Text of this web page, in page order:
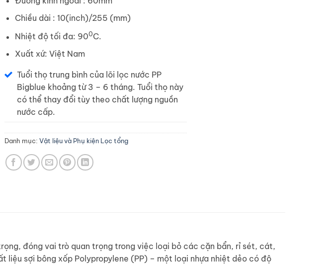
Chiều dài : 10(inch)/255 (mm)
Nhiệt độ tối đa: 900C.
Xuất xứ: Việt Nam
Tuổi thọ trung bình của lõi lọc nước PP
Bigblue khoảng từ 3 – 6 tháng. Tuổi thọ này
có thể thay đổi tùy theo chất lượng nguồn
nước cấp.
Danh mục: Vật liệu và Phụ kiện Lọc tổng
đóng vai trò quan trọng trong việc loại bỏ các cặn bẩn, rỉ sét, cát,
sợi bông xốp Polypropylene (PP) – một loại nhựa nhiệt dẻo có độ